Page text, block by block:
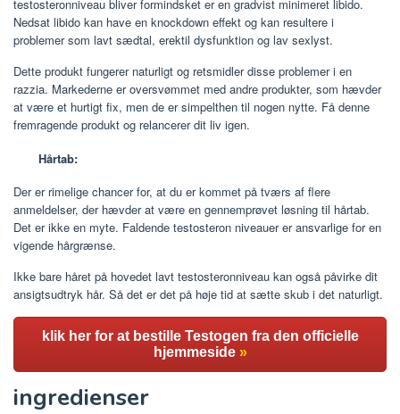
testosteronniveau bliver formindsket er en gradvist minimeret libido.
Nedsat libido kan have en knockdown effekt og kan resultere i
problemer som lavt sædtal, erektil dysfunktion og lav sexlyst.
Dette produkt fungerer naturligt og retsmidler disse problemer i en
razzia. Markederne er oversvømmet med andre produkter, som hævder
at være et hurtigt fix, men de er simpelthen til nogen nytte. Få denne
fremragende produkt og relancerer dit liv igen.
Hårtab:
Der er rimelige chancer for, at du er kommet på tværs af flere
anmeldelser, der hævder at være en gennemprøvet løsning til hårtab.
Det er ikke en myte. Faldende testosteron niveauer er ansvarlige for en
vigende hårgrænse.
Ikke bare håret på hovedet lavt testosteronniveau kan også påvirke dit
ansigtsudtryk hår. Så det er det på høje tid at sætte skub i det naturligt.
klik her for at bestille Testogen fra den officielle
hjemmeside »
ingredienser